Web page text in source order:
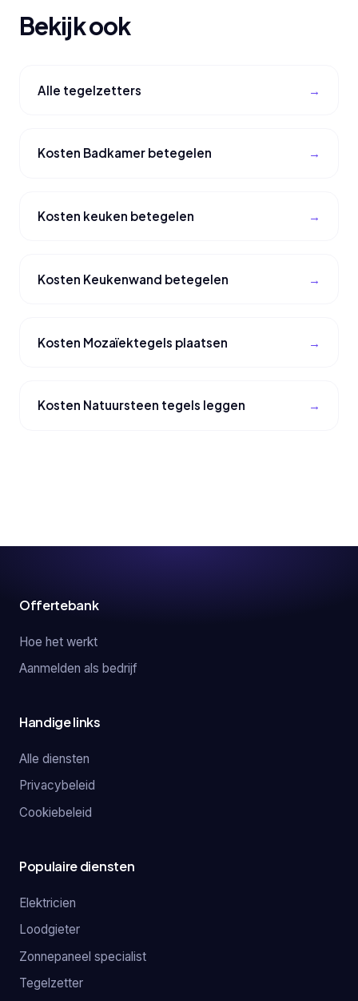
Bekijk ook
Alle tegelzetters
Kosten Badkamer betegelen
Kosten keuken betegelen
Kosten Keukenwand betegelen
Kosten Mozaïektegels plaatsen
Kosten Natuursteen tegels leggen
Offertebank
Hoe het werkt
Aanmelden als bedrijf
Handige links
Alle diensten
Privacybeleid
Cookiebeleid
Populaire diensten
Elektricien
Loodgieter
Zonnepaneel specialist
Tegelzetter